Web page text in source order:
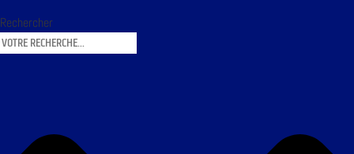
Rechercher